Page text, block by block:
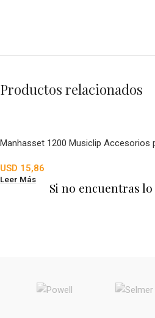
Productos relacionados
Manhasset 1200 Musiclip Accesorios
USD 15,86
Leer Más
Si no encuentras